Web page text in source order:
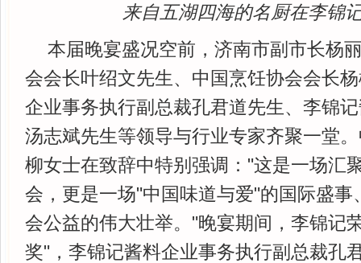
来自五湖四海的名厨在李锦
本届晚宴盛况空前，济南市副市长杨
会会长叶绍文先生、中国烹饪协会会长
企业事务执行副总裁孔君道先生、李锦
汤志斌先生等领导与行业专家齐聚一堂
柳女士在致辞中特别强调："这是一场汇
会，更是一场"中国味道与爱"的国际盛事
会公益的伟大壮举。"晚宴期间，李锦记
奖"，李锦记酱料企业事务执行副总裁孔